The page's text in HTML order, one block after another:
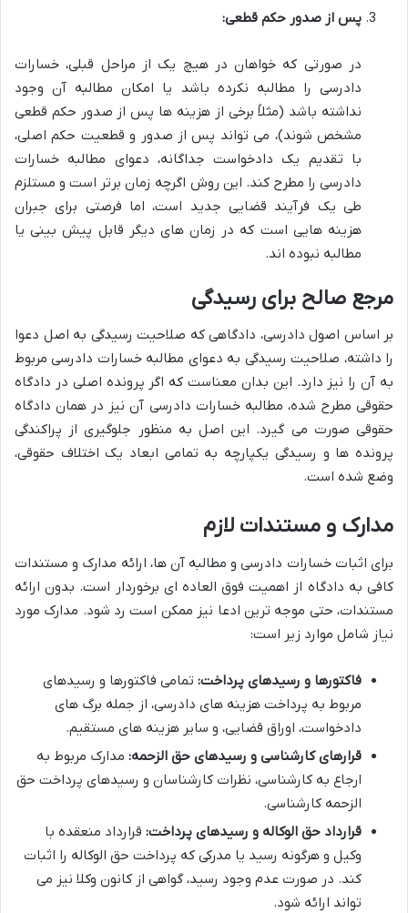
پس از صدور حکم قطعی:
در صورتی که خواهان در هیچ یک از مراحل قبلی، خسارات
دادرسی را مطالبه نکرده باشد یا امکان مطالبه آن وجود
نداشته باشد (مثلاً برخی از هزینه ها پس از صدور حکم قطعی
مشخص شوند)، می تواند پس از صدور و قطعیت حکم اصلی،
با تقدیم یک دادخواست جداگانه، دعوای مطالبه خسارات
دادرسی را مطرح کند. این روش اگرچه زمان برتر است و مستلزم
طی یک فرآیند قضایی جدید است، اما فرصتی برای جبران
هزینه هایی است که در زمان های دیگر قابل پیش بینی یا
مطالبه نبوده اند.
مرجع صالح برای رسیدگی
بر اساس اصول دادرسی، دادگاهی که صلاحیت رسیدگی به اصل دعوا
را داشته، صلاحیت رسیدگی به دعوای مطالبه خسارات دادرسی مربوط
به آن را نیز دارد. این بدان معناست که اگر پرونده اصلی در دادگاه
حقوقی مطرح شده، مطالبه خسارات دادرسی آن نیز در همان دادگاه
حقوقی صورت می گیرد. این اصل به منظور جلوگیری از پراکندگی
پرونده ها و رسیدگی یکپارچه به تمامی ابعاد یک اختلاف حقوقی،
وضع شده است.
مدارک و مستندات لازم
برای اثبات خسارات دادرسی و مطالبه آن ها، ارائه مدارک و مستندات
کافی به دادگاه از اهمیت فوق العاده ای برخوردار است. بدون ارائه
مستندات، حتی موجه ترین ادعا نیز ممکن است رد شود. مدارک مورد
نیاز شامل موارد زیر است:
فاکتورها و رسیدهای پرداخت: تمامی فاکتورها و رسیدهای
مربوط به پرداخت هزینه های دادرسی، از جمله برگ های
دادخواست، اوراق قضایی، و سایر هزینه های مستقیم.
قرارهای کارشناسی و رسیدهای حق الزحمه: مدارک مربوط به
ارجاع به کارشناسی، نظرات کارشناسان و رسیدهای پرداخت حق
الزحمه کارشناسی.
قرارداد حق الوکاله و رسیدهای پرداخت: قرارداد منعقده با
وکیل و هرگونه رسید یا مدرکی که پرداخت حق الوکاله را اثبات
کند. در صورت عدم وجود رسید، گواهی از کانون وکلا نیز می
تواند ارائه شود.